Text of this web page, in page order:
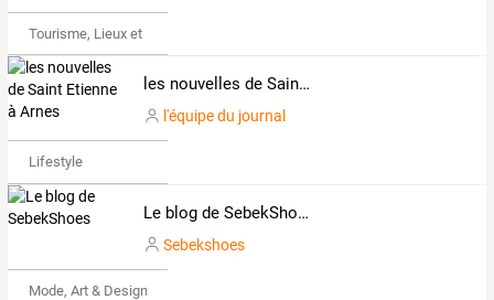
Tourisme, Lieux et Événements
les nouvelles de Saint Etienne à Arnes
l'équipe du journal
Lifestyle
Le blog de SebekShoes
Sebekshoes
Mode, Art & Design